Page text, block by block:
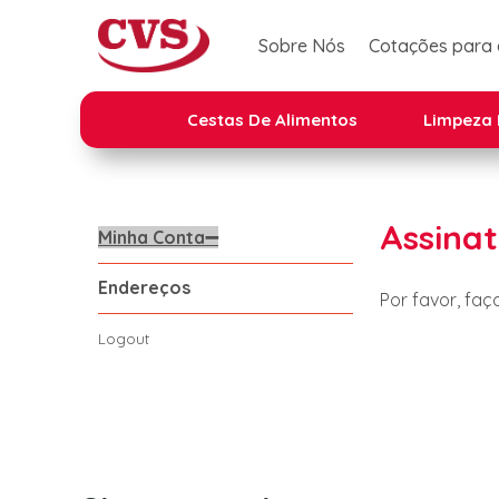
Sobre Nós Cotações para
Cestas De Alimentos Limpeza
Minha Conta
Endereços
Logout
Por favor,